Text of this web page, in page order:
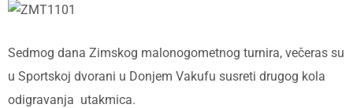
Sedmog dana Zimskog malonogometnog turnira, večeras su
u Sportskoj dvorani u Donjem Vakufu susreti drugog kola
odigravanja utakmica.